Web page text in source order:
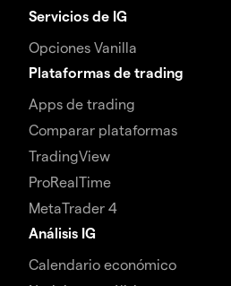
Servicios de IG
Opciones Vanilla
Plataformas de trading
Apps de trading
Comparar plataformas
TradingView
ProRealTime
MetaTrader 4
Análisis IG
Calendario económico